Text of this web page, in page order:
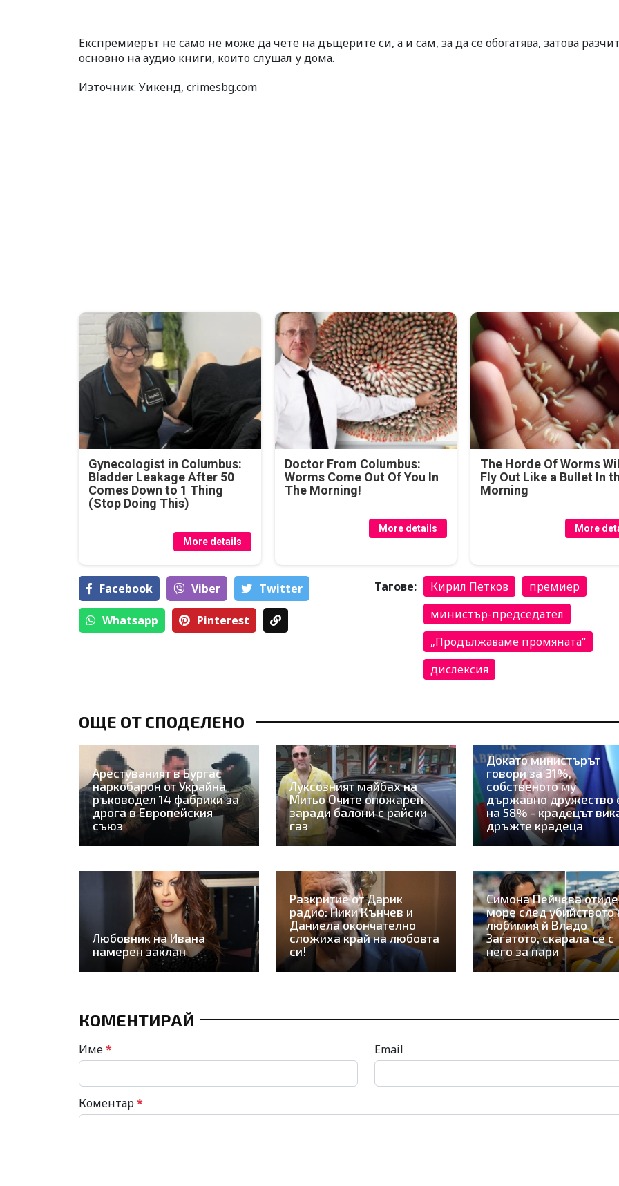
Експремиерът не само не може да чете на дъщерите си, а и сам, за да се обогатява, затова
основно на аудио книги, които слушал у дома.
Източник: Уикенд, crimesbg.com
Gynecologist in Columbus:
Bladder Leakage After 50
Comes Down to 1 Thing
(Stop Doing This)
More details
Doctor From Columbus:
Worms Come Out Of You In
The Morning!
More details
The Horde Of Worms
Fly Out Like a Bullet In
Morning
More
Facebook Viber Тwitter
Whatsapp Pinterest
Тагове: Кирил Петков
премиер
министър-председател
„Продължаваме промяната“
дислексия
ОЩЕ ОТ СПОДЕЛЕНО
Арестуваният в Бургас
наркобарон от Украйна
ръководел 14 фабрики за
дрога в Европейския
съюз
Луксозният майбах на
Митьо Очите опожарен
заради балони с райски
газ
Докато министърът
говори за 31%,
собственото му
държавно дружество
на 58% - крадецът
дръжте крадеца
Любовник на Ивана
намерен заклан
Разкритие от Дарик
радио: Ники Кънчев и
Даниела окончателно
сложиха край на любовта
си!
Симона Пейчева
море след убийството
любимия й Владо
Загатото, скарала се с
него за пари
КОМЕНТИРАЙ
Име* Email
Коментар*